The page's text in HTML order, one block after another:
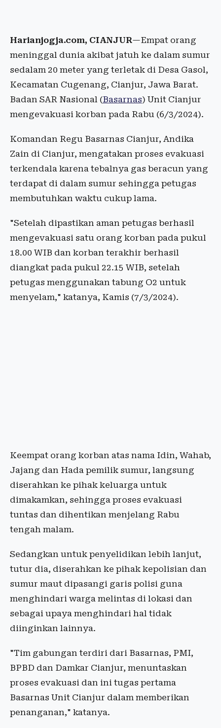
Harianjogja.com, CIANJUR—Empat orang
meninggal dunia akibat jatuh ke dalam sumur
sedalam 20 meter yang terletak di Desa Gasol,
Kecamatan Cugenang, Cianjur, Jawa Barat.
Badan SAR Nasional (Basarnas) Unit Cianjur
mengevakuasi korban pada Rabu (6/3/2024).
Komandan Regu Basarnas Cianjur, Andika
Zain di Cianjur, mengatakan proses evakuasi
terkendala karena tebalnya gas beracun yang
terdapat di dalam sumur sehingga petugas
membutuhkan waktu cukup lama.
"Setelah dipastikan aman petugas berhasil
mengevakuasi satu orang korban pada pukul
18.00 WIB dan korban terakhir berhasil
diangkat pada pukul 22.15 WIB, setelah
petugas menggunakan tabung O2 untuk
menyelam," katanya, Kamis (7/3/2024).
Keempat orang korban atas nama Idin, Wahab,
Jajang dan Hada pemilik sumur, langsung
diserahkan ke pihak keluarga untuk
dimakamkan, sehingga proses evakuasi
tuntas dan dihentikan menjelang Rabu
tengah malam.
Sedangkan untuk penyelidikan lebih lanjut,
tutur dia, diserahkan ke pihak kepolisian dan
sumur maut dipasangi garis polisi guna
menghindari warga melintas di lokasi dan
sebagai upaya menghindari hal tidak
diinginkan lainnya.
"Tim gabungan terdiri dari Basarnas, PMI,
BPBD dan Damkar Cianjur, menuntaskan
proses evakuasi dan ini tugas pertama
Basarnas Unit Cianjur dalam memberikan
penanganan," katanya.